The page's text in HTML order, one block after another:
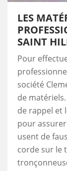
LES
SAINT
Pour
société
de
de rappel et
pour
usent de
corde sur le